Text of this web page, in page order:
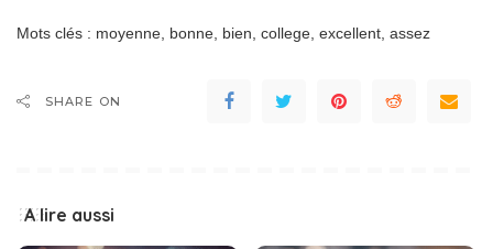
Mots clés : moyenne, bonne, bien, college, excellent, assez
SHARE ON
A lire aussi